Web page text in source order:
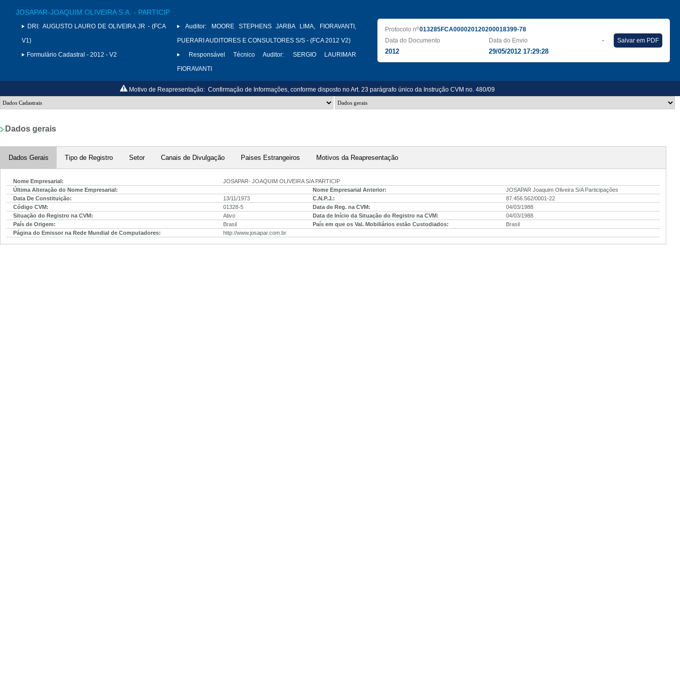
JOSAPAR-JOAQUIM OLIVEIRA S.A. - PARTICIP
DRI: AUGUSTO LAURO DE OLIVEIRA JR - (FCA
V1)
Formulário Cadastral - 2012 - V2
Auditor:
MOORE STEPHENS JARBA LIMA, FIORAVANTI,
PUERARI AUDITORES E CONSULTORES S/S - (FCA 2012 V2)
Responsável Técnico Auditor:
SERGIO LAURIMAR
FIORAVANTI
Protocolo nº013285FCA000020120200018399-78
Data do Documento
2012
Data do Envio
29/05/2012 17:29:28
- Salvar em PDF
Motivo de Reapresentação: Confirmação de Informações, conforme disposto no Art. 23 parágrafo único da Instrução CVM no. 480/09